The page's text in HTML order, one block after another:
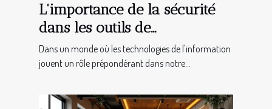
L'importance de la sécurité
dans les outils de
communication automatisés
Dans un monde où les technologies de l'information
jouent un rôle prépondérant dans notre...